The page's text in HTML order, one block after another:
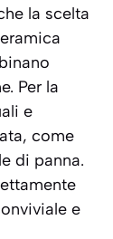
la scelta
Per la
e
come
di panna.
e